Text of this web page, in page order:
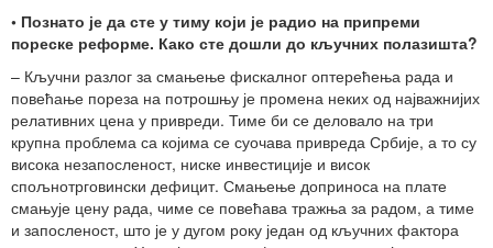
• Познато је да сте у тиму који је радио на припреми
пореске реформе. Како сте дошли до кључних полазишта?
– Кључни разлог за смањење фискалног оптерећења рада и
повећање пореза на потрошњу је промена неких од најважнијих
релативних цена у привреди. Тиме би се деловало на три
крупна проблема са којима се суочава привреда Србије, а то су
висока незапосленост, ниске инвестиције и висок
спољнотрговински дефицит. Смањење доприноса на плате
смањује цену рада, чиме се повећава тражња за радом, а тиме
и запосленост, што је у дугом року један од кључних фактора